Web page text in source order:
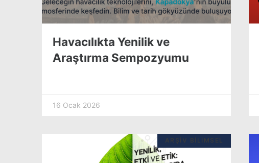
Havacılıkta Yenilik ve
Araştırma Sempozyumu
16 Ocak 2026
ARŞIV BILIMSEL